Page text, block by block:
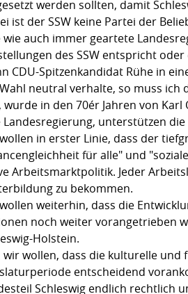
werden sollten, damit
ist der SSW keine Partei der
wie auch immer geartete
des SSW entspricht
CDU-Spitzenkandidat Rühe in
neutral verhalte, so muss ich
wurde in den 70ér Jahren von
Landesregierung, unterstützen
in erster Linie, dass der
für alle" und
Arbeitsmarktpolitik. Jeder
zu bekommen.
weiterhin, dass die
noch weiter vorangetrieben
Holstein.
wir wollen, dass die kulturelle
entscheidend
Schleswig endlich rechtlich